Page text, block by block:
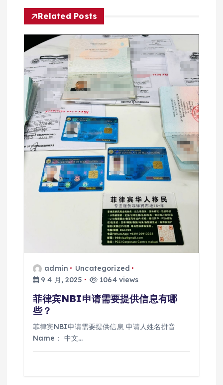
Related Posts
admin
Uncategorized
9 4 月, 2025
1064 views
菲律宾NBI申请需要提供信息有哪
些？
菲律宾NBI申请需要提供信息 申请人姓名拼音
Name： 中文…